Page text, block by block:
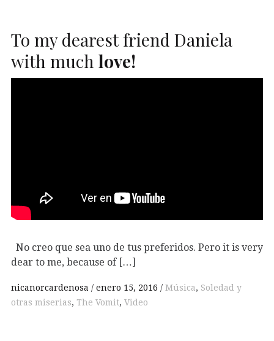
To my dearest friend Daniela
with much love!
No creo que sea uno de tus preferidos. Pero it is very
dear to me, because of […]
nicanorcardenosa enero 15, 2016 Música, Soledad y
otras miserias, The Vomit, Video